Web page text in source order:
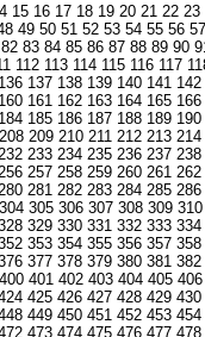
15 16 17 18 19 20 21 22 23
49 50 51 52 53 54 55 56
82 83 84 85 86 87 88 89 90
112 113 114 115 116 117
136 137 138 139 140 141 142
160 161 162 163 164 165 166
184 185 186 187 188 189 190
208 209 210 211 212 213 214
232 233 234 235 236 237 238
256 257 258 259 260 261 262
280 281 282 283 284 285 286
304 305 306 307 308 309 310
329 330 331 332 333 334
353 354 355 356 357 358
377 378 379 380 381 382
400 401 402 403 404 405 406
425 426 427 428 429 430
449 450 451 452 453 454
473 474 475 476 477 478